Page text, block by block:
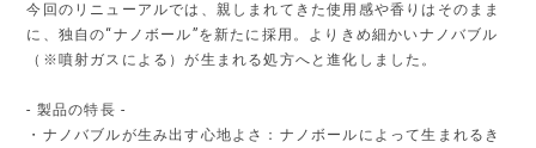
今回のリニューアルでは、親しまれてきた使用感や香りはそのまま
に、独自の“ナノボール”を新たに採用。よりきめ細かいナノバブル
（※噴射ガスによる）が生まれる処方へと進化しました。
- 製品の特長 -
・ナノバブルが生み出す心地よさ：ナノボールによって生まれるき